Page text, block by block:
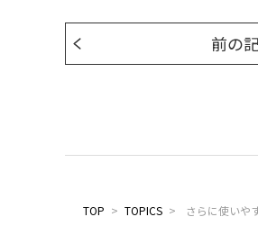
前の
TOP > TOPICS > さらに使いや